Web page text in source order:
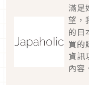
滿足
望，
的日
買的
資訊
內容